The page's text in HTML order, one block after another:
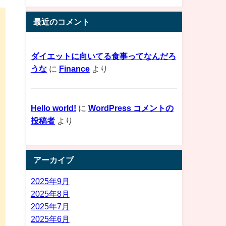
最近のコメント
ダイエットに向いてる食事ってなんだろ
うなに Financeより
Hello world! に WordPress コメントの
投稿者より
アーカイブ
2025年9月
2025年8月
2025年7月
2025年6月